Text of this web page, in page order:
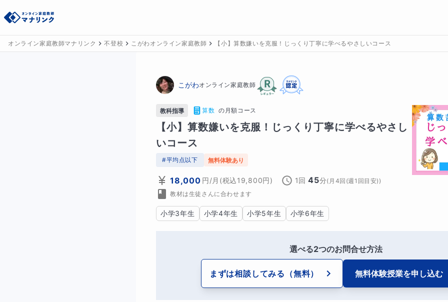
オンライン家庭教師マナリンク 不登校 こがわオンライン家庭教師 【小】算数嫌いを克服！じっくり丁寧に学べるやさしいコース
こがわオンライン家庭教師
教科指導 算数 の 月額コース
【小】算数嫌いを克服！じっくり丁寧に学べるやさし
いコース
#平均点以下 無料体験あり
18,000 円/月 (税込19,800円) 1回 45分( 月4回(週1回目安) )
教材は生徒さんに合わせます
小学3年生 小学4年生 小学5年生 小学6年生
選べる2つのお問合せ方法
まずは相談してみる （無料） 無料体験授業を申し込む